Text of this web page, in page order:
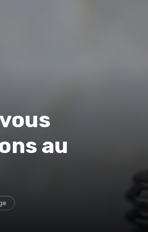
au